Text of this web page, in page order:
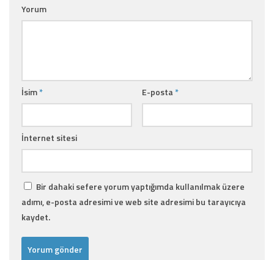
Yorum
İsim* E-posta *
İnternet sitesi
Bir dahaki sefere yorum yaptığımda kullanılmak üzere
adımı, e-posta adresimi ve web site adresimi bu tarayıcıya
kaydet.